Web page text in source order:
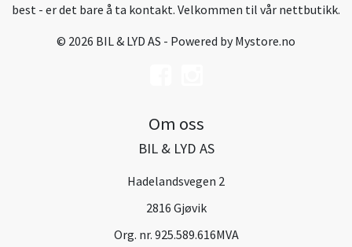
best - er det bare å ta kontakt. Velkommen til vår nettbutikk.
© 2026 BIL & LYD AS - Powered byMystore.no
Om oss
BIL & LYD AS
Hadelandsvegen 2
2816 Gjøvik
Org. nr. 925.589.616MVA